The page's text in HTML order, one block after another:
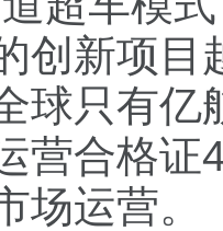
创新项目
球只有亿
营合格证
场运营。